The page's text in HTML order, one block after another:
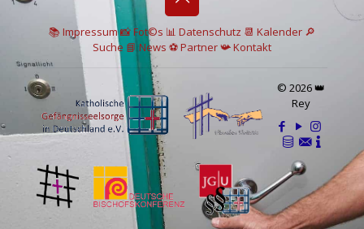
📚 Impressum📸Fot©s 📊 Datenschutz 📆 Kalender 🔎
Suche 📘 News ⚽Partner📯Kontakt
© 2026 👑
Rey